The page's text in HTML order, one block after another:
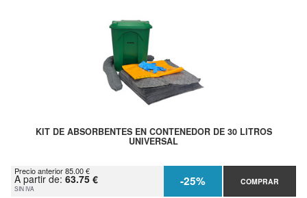
KIT DE ABSORBENTES EN CONTENEDOR DE 30 LITROS
UNIVERSAL
Precio anterior 85.00 €
A partir de: 63.75 €
SIN IVA -25% COMPRAR